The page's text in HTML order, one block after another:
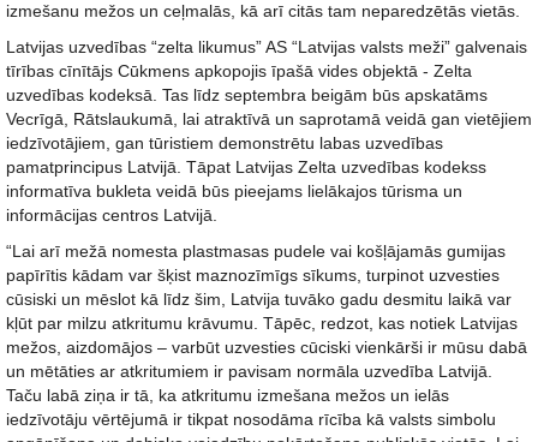
izmešanu mežos un ceļmalās, kā arī citās tam neparedzētās vietās.
Latvijas uzvedības “zelta likumus” AS “Latvijas valsts meži” galvenais
tīrības cīnītājs Cūkmens apkopojis īpašā vides objektā - Zelta
uzvedības kodeksā. Tas līdz septembra beigām būs apskatāms
Vecrīgā, Rātslaukumā, lai atraktīvā un saprotamā veidā gan vietējiem
iedzīvotājiem, gan tūristiem demonstrētu labas uzvedības
pamatprincipus Latvijā. Tāpat Latvijas Zelta uzvedības kodekss
informatīva bukleta veidā būs pieejams lielākajos tūrisma un
informācijas centros Latvijā.
“Lai arī mežā nomesta plastmasas pudele vai košļājamās gumijas
papīrītis kādam var šķist maznozīmīgs sīkums, turpinot uzvesties
cūsiski un mēslot kā līdz šim, Latvija tuvāko gadu desmitu laikā var
kļūt par milzu atkritumu krāvumu. Tāpēc, redzot, kas notiek Latvijas
mežos, aizdomājos – varbūt uzvesties cūciski vienkārši ir mūsu dabā
un mētāties ar atkritumiem ir pavisam normāla uzvedība Latvijā.
Taču labā ziņa ir tā, ka atkritumu izmešana mežos un ielās
iedzīvotāju vērtējumā ir tikpat nosodāma rīcība kā valsts simbolu